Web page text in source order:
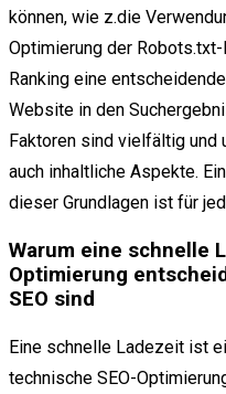
können, wie z.die
Optimierung der
Ranking eine
Website in den
Faktoren sind vielfältig
auch inhaltliche Aspekte.
dieser Grundlagen ist für
Warum eine schnelle
Optimierung
SEO sind
Eine schnelle Ladezeit ist
technische SEO-